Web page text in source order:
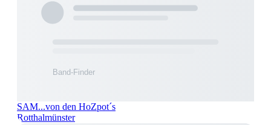
SAM...von den HoZpot´s
Rotthalmünster